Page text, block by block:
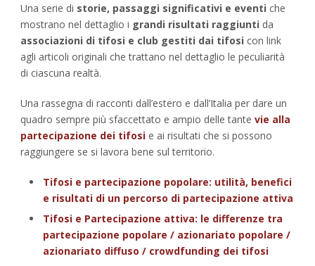
Una serie di storie, passaggi significativi e eventi che
mostrano nel dettaglio i grandi risultati raggiunti da
associazioni di tifosi e club gestiti dai tifosi con link
agli articoli originali che trattano nel dettaglio le peculiarità
di ciascuna realtà.
Una rassegna di racconti dall’estero e dall’Italia per dare un
quadro sempre più sfaccettato e ampio delle tante vie alla
partecipazione dei tifosi e ai risultati che si possono
raggiungere se si lavora bene sul territorio.
Tifosi e partecipazione popolare: utilità, benefici
e risultati di un percorso di partecipazione attiva
Tifosi e Partecipazione attiva: le differenze tra
partecipazione popolare / azionariato popolare /
azionariato diffuso / crowdfunding dei tifosi